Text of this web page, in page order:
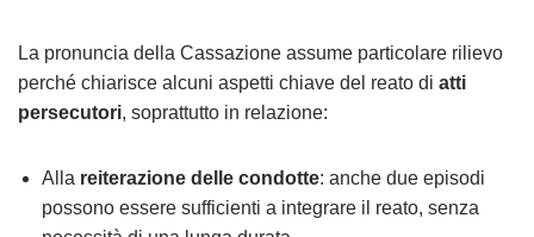
La pronuncia della Cassazione assume particolare rilievo
perché chiarisce alcuni aspetti chiave del reato di atti
persecutori, soprattutto in relazione:
Alla reiterazione delle condotte: anche due episodi
possono essere sufficienti a integrare il reato, senza